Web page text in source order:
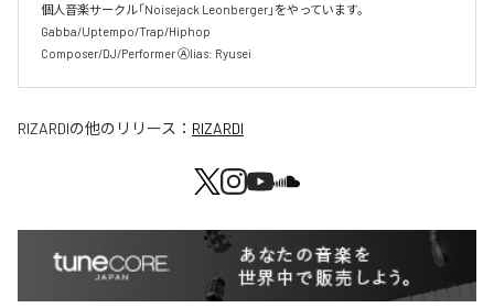
個人音楽サークル「Noisejack Leonberger」をやっています。
Gabba/Uptempo/Trap/Hiphop
Composer/DJ/Performer Ⓐlias: Ryusei
RIZARDIの他のリリース： RIZARDI